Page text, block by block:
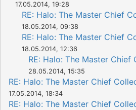
17.05.2014, 19:28
RE: Halo: The Master Chief
18.05.2014, 09:38
RE: Halo: The Master Chief
18.05.2014, 12:36
RE: Halo: The Master Chief
28.05.2014, 15:35
RE: Halo: The Master Chief
17.05.2014, 18:34
RE: Halo: The Master Chief